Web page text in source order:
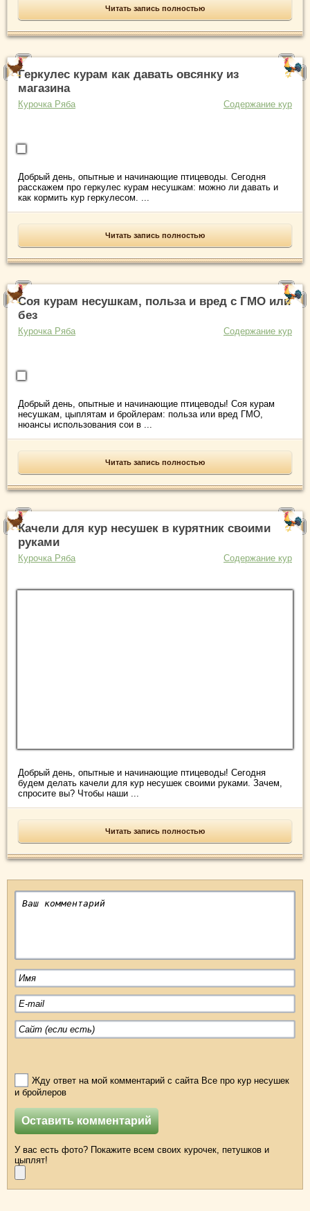
Читать запись полностью
Геркулес курам как давать овсянку из
магазина
Курочка Ряба Содержание кур
Добрый день, опытные и начинающие птицеводы. Сегодня
расскажем про геркулес курам несушкам: можно ли давать и
как кормить кур геркулесом. ...
Читать запись полностью
Соя курам несушкам, польза и вред с ГМО или
без
Курочка Ряба Содержание кур
Добрый день, опытные и начинающие птицеводы! Соя курам
несушкам, цыплятам и бройлерам: польза или вред ГМО,
нюансы использования сои в ...
Читать запись полностью
Качели для кур несушек в курятник своими
руками
Курочка Ряба Содержание кур
Добрый день, опытные и начинающие птицеводы! Сегодня
будем делать качели для кур несушек своими руками. Зачем,
спросите вы? Чтобы наши ...
Читать запись полностью
Жду ответ на мой комментарий с сайта Все про кур несушек
и бройлеров
У вас есть фото? Покажите всем своих курочек, петушков и
цыплят!